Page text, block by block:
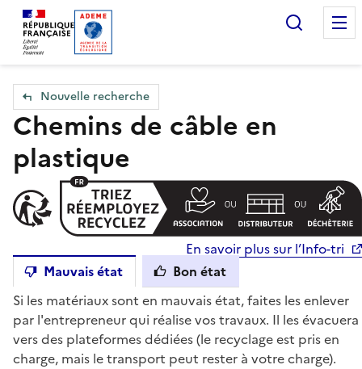
Accueil — Que Faire de mes objets & déchets
Nouvelle recherche
Chemins de câble en
plastique
En savoir plus sur l’Info-tri
Mauvais état
Bon état
Si les matériaux sont en mauvais état, faites les enlever
par l'entrepreneur qui réalise vos travaux. Il les évacuera
vers des plateformes dédiées (le recyclage est pris en
charge, mais le transport peut rester à votre charge).